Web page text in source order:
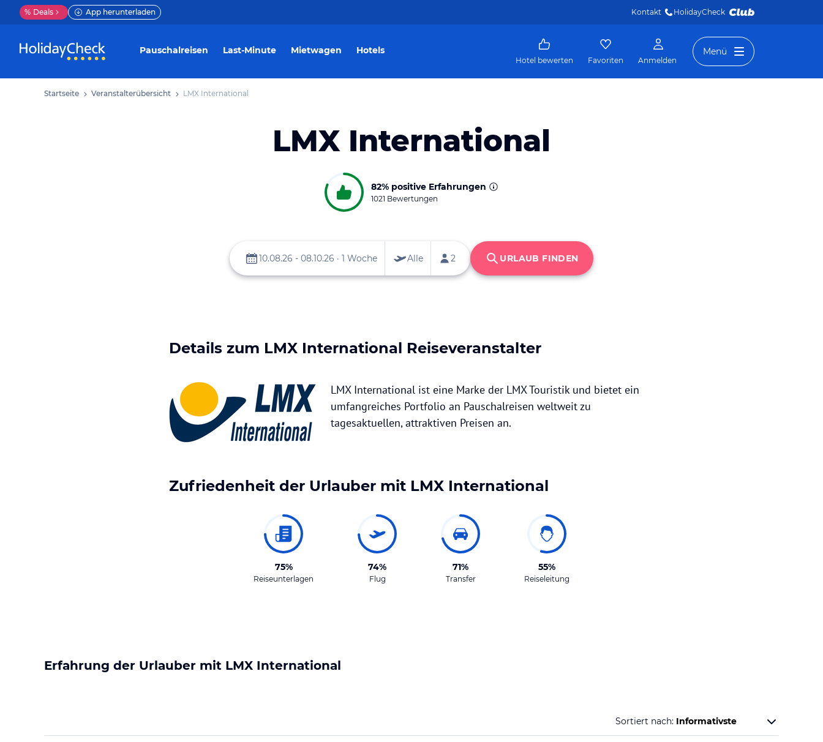
% Deals App herunterladen Kontakt HolidayCheck
Pauschalreisen Last-Minute Mietwagen Hotels
Hotel bewerten Favoriten Anmelden
Menü
Startseite Veranstalterübersicht LMX International
LMX International
82% positive Erfahrungen
1021 Bewertungen
Details zum LMX International Reiseveranstalter
LMX International ist eine Marke der LMX Touristik und bietet ein
umfangreiches Portfolio an Pauschalreisen weltweit zu
tagesaktuellen, attraktiven Preisen an.
Zufriedenheit der Urlauber mit LMX International
75%
Reiseunterlagen
74%
Flug
71%
Transfer
55%
Reiseleitung
Erfahrung der Urlauber mit LMX International
Sortiert nach: